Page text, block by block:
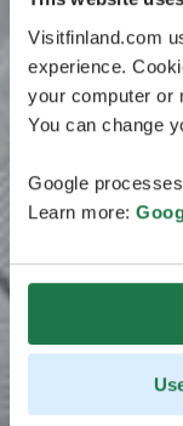
Visitfinland.com
experience.
your computer or
You can change
Google
Learn more: